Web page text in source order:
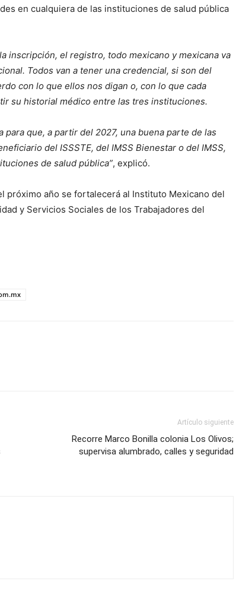
en cualquiera de las instituciones de salud pública
inscripción, el registro, todo mexicano y mexicana va
Todos van a tener una credencial, si son del
con lo que ellos nos digan o, con lo que cada
su historial médico entre las tres instituciones.
que, a partir del 2027, una buena parte de las
del ISSSTE, del IMSS Bienestar o del IMSS,
de salud pública”, explicó.
próximo año se fortalecerá al Instituto Mexicano del
y Servicios Sociales de los Trabajadores del
Artículo siguiente
Recorre Marco Bonilla colonia Los Olivos;
supervisa alumbrado, calles y seguridad